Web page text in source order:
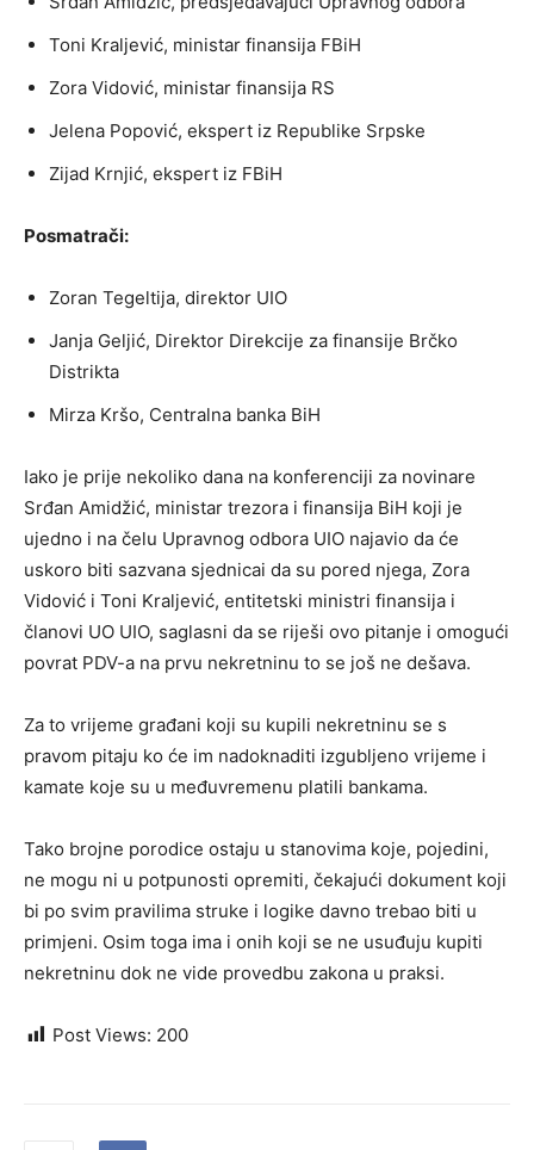
Toni Kraljević, ministar finansija FBiH
Zora Vidović, ministar finansija RS
Jelena Popović, ekspert iz Republike Srpske
Zijad Krnjić, ekspert iz FBiH
Posmatrači:
Zoran Tegeltija, direktor UIO
Janja Geljić, Direktor Direkcije za finansije Brčko
Distrikta
Mirza Kršo, Centralna banka BiH
Iako je prije nekoliko dana na konferenciji za novinare
Srđan Amidžić, ministar trezora i finansija BiH koji je
ujedno i na čelu Upravnog odbora UIO najavio da će
uskoro biti sazvana sjednicai da su pored njega, Zora
Vidović i Toni Kraljević, entitetski ministri finansija i
članovi UO UIO, saglasni da se riješi ovo pitanje i omogući
povrat PDV-a na prvu nekretninu to se još ne dešava.
Za to vrijeme građani koji su kupili nekretninu se s
pravom pitaju ko će im nadoknaditi izgubljeno vrijeme i
kamate koje su u međuvremenu platili bankama.
Tako brojne porodice ostaju u stanovima koje, pojedini,
ne mogu ni u potpunosti opremiti, čekajući dokument koji
bi po svim pravilima struke i logike davno trebao biti u
primjeni. Osim toga ima i onih koji se ne usuđuju kupiti
nekretninu dok ne vide provedbu zakona u praksi.
Post Views: 200